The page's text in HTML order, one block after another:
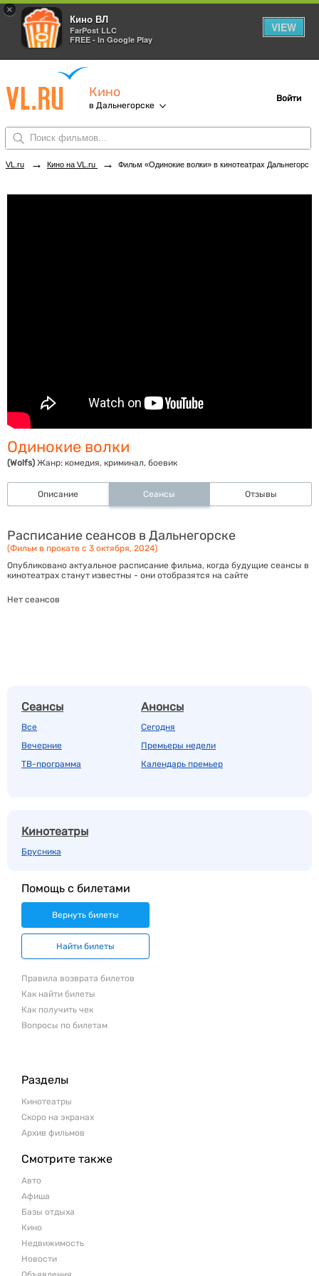
×
Кино ВЛ
FarPost LLC
FREE - In Google Play
VIEW
Кино
в Дальнегорске
Войти
VL.ru → Кино на VL.ru → Фильм «Одинокие волки» в кинотеатрах Дальнегорска. Купить билеты!
Одинокие волки
(Wolfs) Жанр: комедия, криминал, боевик
Описание Сеансы Отзывы
Расписание сеансов в Дальнегорске
(Фильм в прокате с 3 октября, 2024)
Опубликовано актуальное расписание фильма, когда будущие сеансы в
кинотеатрах станут известны - они отобразятся на сайте
Нет сеансов
Сеансы
Все
Вечерние
ТВ-программа
Анонсы
Сегодня
Премьеры недели
Календарь премьер
Кинотеатры
Брусника
Помощь с билетами
Вернуть билеты
Найти билеты
Правила возврата билетов
Как найти билеты
Как получить чек
Вопросы по билетам
Разделы
Кинотеатры
Скоро на экранах
Архив фильмов
Смотрите также
Авто
Афиша
Базы отдыха
Кино
Недвижимость
Новости